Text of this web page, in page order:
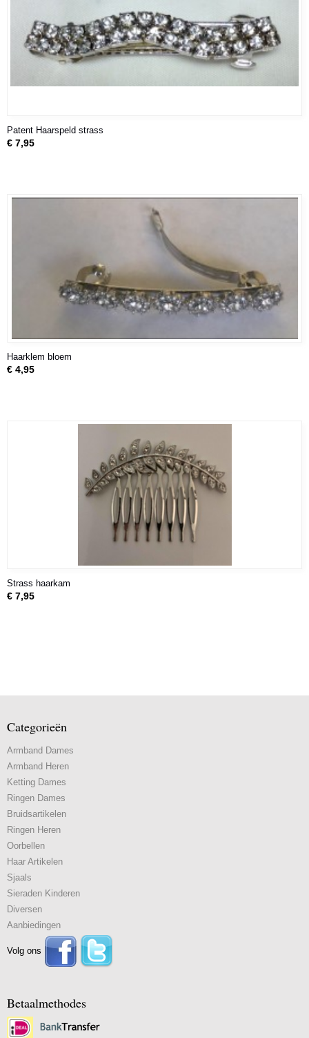
Patent Haarspeld strass
€ 7,95
Haarklem bloem
€ 4,95
Strass haarkam
€ 7,95
Categorieën
Armband Dames
Armband Heren
Ketting Dames
Ringen Dames
Bruidsartikelen
Ringen Heren
Oorbellen
Haar Artikelen
Sjaals
Sieraden Kinderen
Diversen
Aanbiedingen
Volg ons
Betaalmethodes